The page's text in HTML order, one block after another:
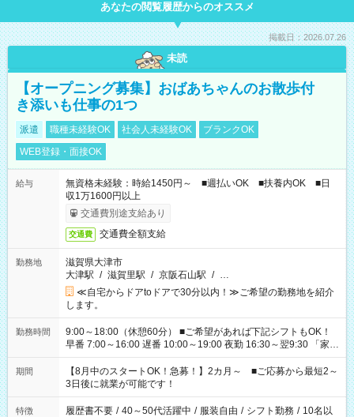
あなたの閲覧履歴からのオススメ
掲載日：2026.07.26
未読
【オープニング募集】おばあちゃんのお散歩付
き添いも仕事の1つ
派遣 職種未経験OK 社会人未経験OK
ブランクOK
WEB登録・面接OK
給与
無資格未経験：時給1450円～ ■週払いOK ■扶養内OK ■日
収1万1600円以上
交通費別途支給あり
交通費 交通費全額支給
勤務地
滋賀県大津市
大津駅 / 滋賀里駅 / 京阪石山駅 / …
≪自宅からドアtoドアで30分以内！≫ご希望の勤務地を紹介
します。
勤務時間
9:00～18:00（休憩60分） ■ご希望があれば下記シフトもOK！
早番 7:00～16:00 遅番 10:00～19:00 夜勤 16:30～翌9:30 「家族
と休みを合わせたい」 「余裕を持って夕飯の準備がしたい」
「できれば残業はしたくない」 など、ご希望を教えてください
ね。 ※Wワーク希望の方へ 今ご覧のお仕事で希望する勤務時間
と、もう1つのお仕事の勤務時間。 合計で週40時間を超える場
合は応募できません。
期間
【8月中のスタートOK！急募！】2カ月～ ■ご応募から最短2～
3日後に就業が可能です！
特徴 履歴書不要 / 40～50代活躍中 / 服装自由 / シフト勤務 / 10名以